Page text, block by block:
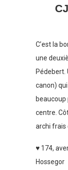
C’est la
une
Pédebert.
canon)
beaucoup
centre.
archi frais
♥ 174,
Hossegor